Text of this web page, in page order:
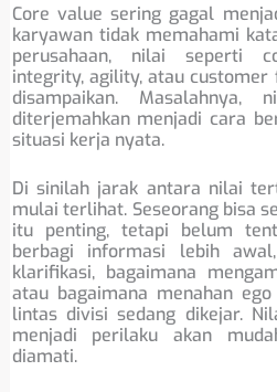
Core value sering gagal
karyawan tidak memahami
perusahaan, nilai seperti
integrity, agility, atau customer
disampaikan.
diterjemahkan menjadi cara
situasi kerja nyata.
Di sinilah jarak antara nilai
mulai terlihat. Seseorang bisa
itu penting, tetapi belum
berbagi informasi lebih
klarifikasi, bagaimana
atau bagaimana menahan
lintas divisi sedang dikejar.
menjadi perilaku akan
diamati.